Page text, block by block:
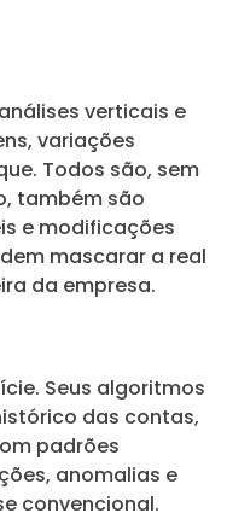
verticais e
variações
Todos são, sem
também são
e modificações
mascarar a real
da empresa.
Seus algoritmos
das contas,
padrões
anomalias e
convencional.